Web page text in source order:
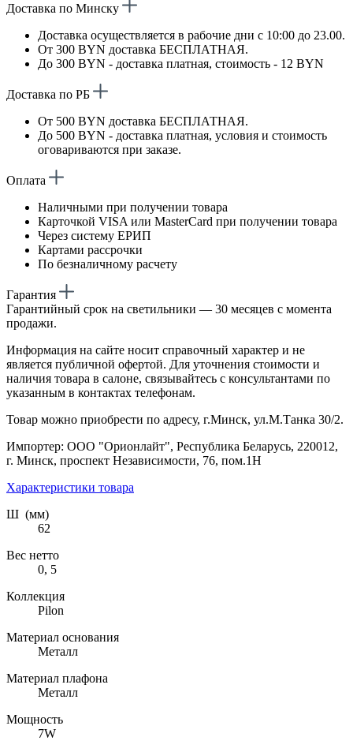
Доставка по Минску
Доставка осуществляется в рабочие дни с 10:00 до 23.00.
От 300 BYN доставка БЕСПЛАТНАЯ.
До 300 BYN - доставка платная, стоимость - 12 BYN
Доставка по РБ
От 500 BYN доставка БЕСПЛАТНАЯ.
До 500 BYN - доставка платная, условия и стоимость
оговариваются при заказе.
Оплата
Наличными при получении товара
Карточкой VISA или MasterCard при получении товара
Через систему ЕРИП
Картами рассрочки
По безналичному расчету
Гарантия
Гарантийный срок на светильники — 30 месяцев с момента
продажи.
Информация на сайте носит справочный характер и не
является публичной офертой. Для уточнения стоимости и
наличия товара в салоне, связывайтесь с консультантами по
указанным в контактах телефонам.
Товар можно приобрести по адресу, г.Минск, ул.М.Танка 30/2.
Импортер: ООО "Орионлайт", Республика Беларусь, 220012,
г. Минск, проспект Независимости, 76, пом.1Н
Характеристики товара
Ш (мм)
62
Вес нетто
0, 5
Коллекция
Pilon
Материал основания
Металл
Материал плафона
Металл
Мощность
7W